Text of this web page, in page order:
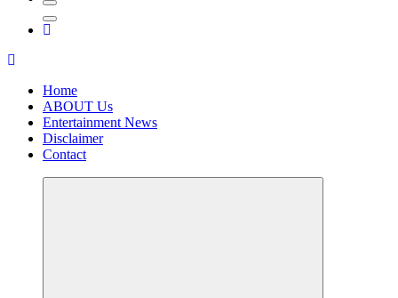
Home
ABOUT Us
Entertainment News
Disclaimer
Contact